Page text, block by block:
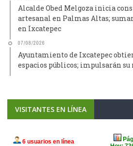
Alcalde Obed Melgoza inicia
artesanal en Palmas Altas;
en Ixcatepec
07/08/2026
Ayuntamiento de Ixcatepec
espacios públicos; impulsarán
VISITANTES EN LÍNEA